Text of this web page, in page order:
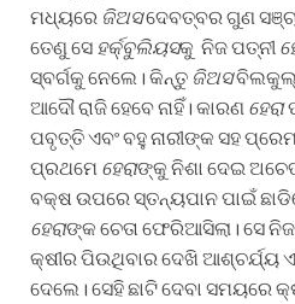
ମଧ୍ୟରେ ଜିଅସଦେବତ୍ବର ଗୁଣ
ତେଣୁ ସେ ହର୍କ୍ବୁଲିୟସକୁ ନିଜ ପତ୍ନୀ
ସ୍ବର୍ଗକୁ ନେଲେ। କିନ୍ତୁ ଜିଅସବିଲକୁଲ୍
ଆଦୌ ରାଜି ହେବେ ନାହିଁ। କାରଣ ହେରା
ପବୃତ୍ତି ଏବଂ ବହୁ ନାରୀଙ୍କ ସହ
ପ୍ରଥମେ ହେରାଙ୍କୁ ନିଶା ଦେଇ
ବକ୍ଷ ଉପରେ ସ୍ତନ୍ୟପାନ ପାଇଁ
ହେରାଙ୍କ ଚେତା ଫେରିଆସିଲା। ସେ
କ୍ଷୀର ପିଉଥିବାର ଦେଖି ଆଶ୍ଚର୍ଯ୍ୟ
ଦେଲେ। ସେହି ଛାଟି ଦେବା ସମୟରେ